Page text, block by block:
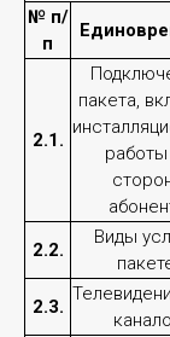
№ п/
п
2.1.
пакета,
работы
2.2.
Виды
2.3.
Центр
Услуги